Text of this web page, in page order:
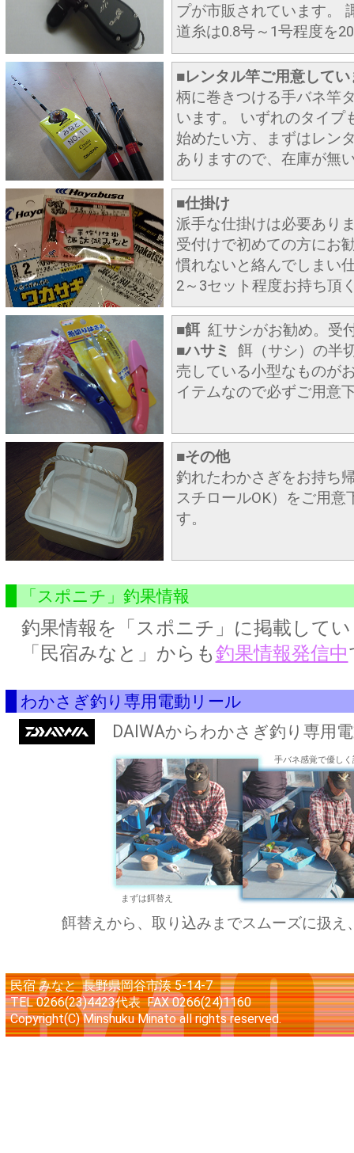
プが市販されています。
道糸は0.8号～1号程度を
■レンタル竿ご用意してい
柄に巻きつける手バネ竿
います。 いずれのタイプ
始めたい方、まずはレン
ありますので、在庫が無
■仕掛け
派手な仕掛けは必要あり
受付けで初めての方にお
慣れないと絡んでしまい
2～3セット程度お持ち頂
■餌紅サシがお勧め。受
■ハサミ
餌（サシ）の半
売している小型なものが
イテムなので必ずご用意
■その他
釣れたわかさぎをお持ち
スチロールOK）をご用
す。
「スポニチ」釣果情報
釣果情報を「スポニチ」に掲載して
「民宿みなと」からも釣果情報発信中
わかさぎ釣り専用電動リール
DAIWAからわかさぎ釣り専用
手バネ感覚で優しく
まずは餌替え
餌替えから、取り込みまでスムーズに扱
民宿 みなと 長野県岡谷市湊 5-14-7
TEL 0266(23)4423代表 FAX 0266(24)1160
Copyright(C) Minshuku Minato all rights reserved.